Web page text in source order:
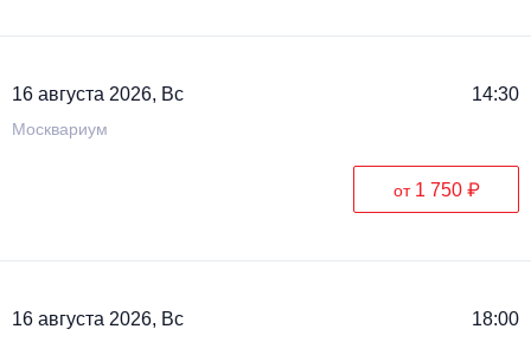
16 августа 2026, Вс 14:30
Москвариум
от 1 750 ₽
16 августа 2026, Вс 18:00